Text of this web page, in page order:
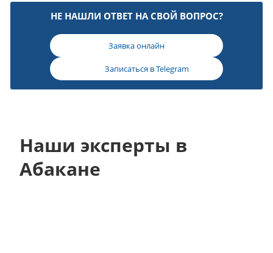
НЕ НАШЛИ ОТВЕТ НА СВОЙ ВОПРОС?
Заявка онлайн
Записаться вTelegram
Наши эксперты в
Абакане